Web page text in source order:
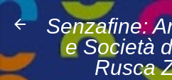
Passa ai
Senzafine:
e Società
Rusca